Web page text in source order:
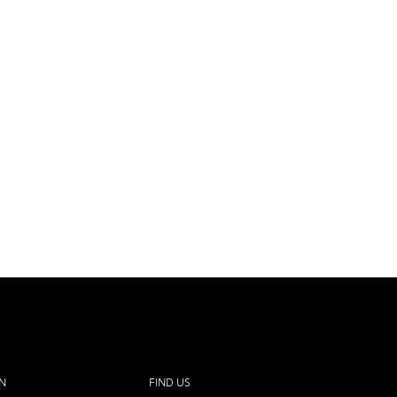
FIND US